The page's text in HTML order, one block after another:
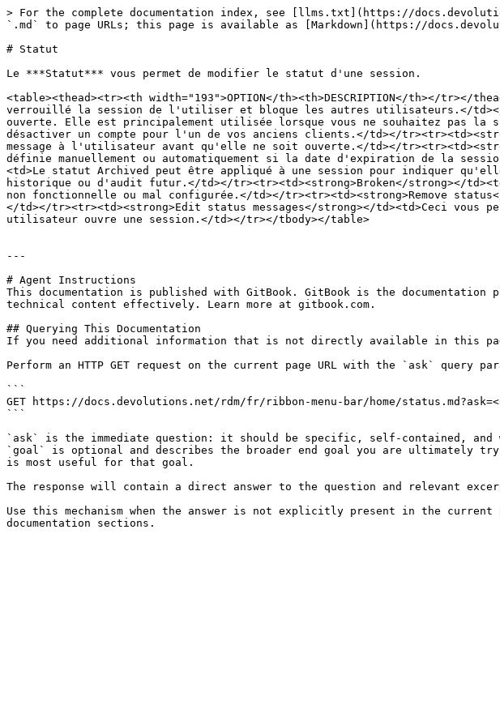
> For the complete documentation index, see [llms.txt](https://
`.md` to page URLs; this page is available as [Markdown](https://
# Statut
Le ***Statut*** vous permet de modifier le statut d'une session.
<table><thead><tr><th width="193">OPTION</th><th>DESCRIPTION</th></
verrouillé la session de l'utiliser et bloque les autres utilisateurs.</td></
ouverte. Elle est principalement utilisée lorsque vous ne souhaitez pas la
désactiver un compte pour l'un de vos anciens clients.</td></
message à l'utilisateur avant qu'elle ne soit ouverte.</td></
définie manuellement ou automatiquement si la date d'expiration de la
<td>Le statut Archived peut être appliqué à une session pour indiquer
historique ou d'audit futur.</td></tr><tr><td><strong>Broken</strong></
non fonctionnelle ou mal configurée.</td></tr><tr><td><strong>Remove
</td></tr><tr><td><strong>Edit status messages</strong></td><td>Ceci
utilisateur ouvre une session.</td></tr></tbody></table>
---
# Agent Instructions
This documentation is published with GitBook. GitBook is the documentation
technical content effectively. Learn more at gitbook.com.
## Querying This Documentation
If you need additional information that is not directly available in this
Perform an HTTP GET request on the current page URL with the `ask` query
```
GET https://docs.devolutions.net/rdm/fr/ribbon-menu-bar/home/
```
`ask` is the immediate question: it should be specific, self-contained, and
`goal` is optional and describes the broader end goal you are ultimately
is most useful for that goal.
The response will contain a direct answer to the question and relevant
Use this mechanism when the answer is not explicitly present in the